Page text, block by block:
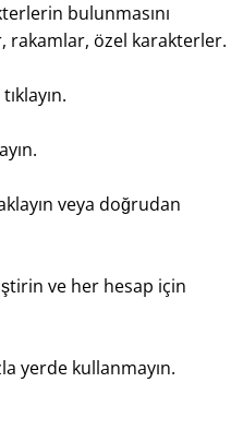
bulunmasını
rakamlar, özel karakterler.
veya doğrudan
ve her hesap için
yerde kullanmayın.